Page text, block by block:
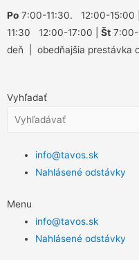
Po 7:00-11:30. 12:00-15:00 |
11:30 12:00-17:00 | Št
deň | obedňajšia prestávka
Vyhľadať
info@tavos.sk
Nahlásené odstávky
Menu
info@tavos.sk
Nahlásené odstávky